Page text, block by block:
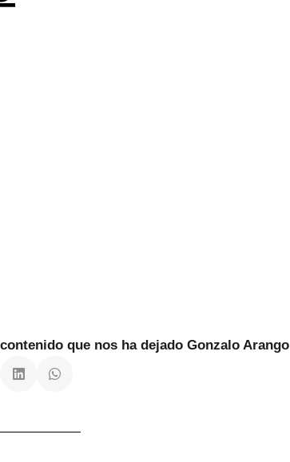
que nos ha dejado Gonzalo Arango